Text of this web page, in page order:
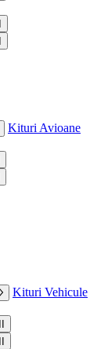
Kituri Avioane
Kituri Vehicule